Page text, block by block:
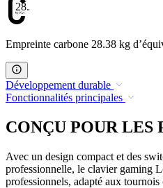
28.38
Empreinte carbone 28.38 kg
Développement durable
Fonctionnalités principales
CONÇU POUR LES
Avec un design compact et des
professionnelle, le clavier gaming
professionnels, adapté aux